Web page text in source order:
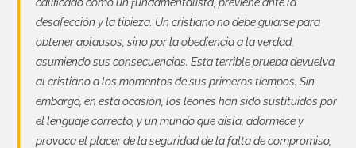
desafección y la tibieza. Un cristiano no debe guiarse para
obtener aplausos, sino por la obediencia a la verdad,
asumiendo sus consecuencias. Esta terrible prueba devuelva
al cristiano a los momentos de sus primeros tiempos. Sin
embargo, en esta ocasión, los leones han sido sustituidos por
el lenguaje correcto, y un mundo que aísla, adormece y
provoca el placer de la seguridad de la falta de compromiso,